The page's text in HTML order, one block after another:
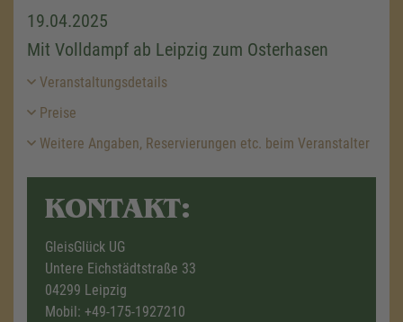
19.04.2025
Mit Volldampf ab Leipzig zum Osterhasen
Veranstaltungsdetails
Preise
Weitere Angaben, Reservierungen etc. beim Veranstalter
KONTAKT:
GleisGlück UG
Untere Eichstädtstraße 33
04299 Leipzig
Mobil: +49-175-1927210